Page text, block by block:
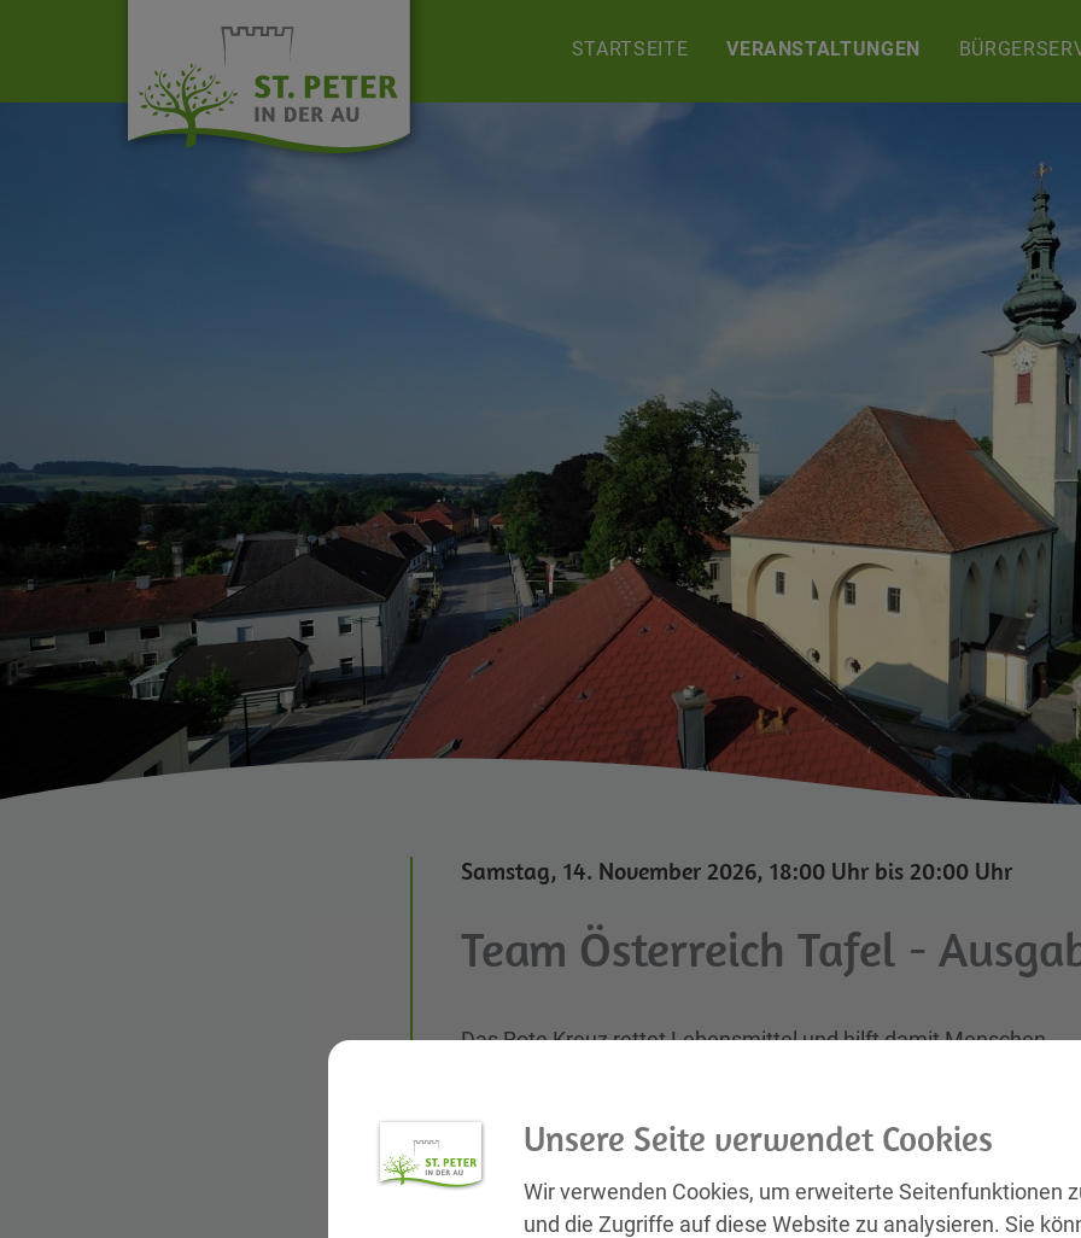
STARTSEITE VERANSTALTUNGEN
Samstag, 14. November 2026, 18:00 Uhr bis 20:00 Uhr
Team Österreich Tafel -
Das Rote Kreuz rettet Lebensmittel und hilft damit Menschen.
ausreichend Lebensmittel zu
einwandfreien Lebensmitteln
Roten Kreuzes in Kooperation mit
einwandfreie Lebensmittel von
Unsere Seite verwendet Cookies
Wir verwenden Cookies, um erweiterte Seitenfunktionen
und die Zugriffe auf diese Website zu analysieren. Sie